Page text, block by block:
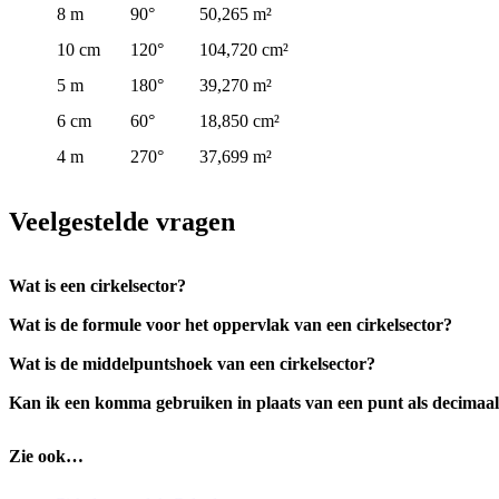
8 m
90°
50,265 m²
10 cm
120°
104,720 cm²
5 m
180°
39,270 m²
6 cm
60°
18,850 cm²
4 m
270° 37,699 m²
Veelgestelde vragen
Wat is een cirkelsector?
Wat is de formule voor het oppervlak van een cirkelsector?
Wat is de middelpuntshoek van een cirkelsector?
Kan ik een komma gebruiken in plaats van een punt als
Zie ook…